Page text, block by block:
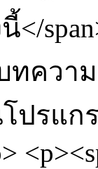
บทคว
รแกร